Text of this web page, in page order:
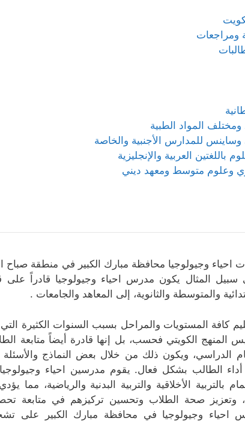
ومراجعات
المواد الطبية
وساينس للمدارس الأجنبية والخاصة
باللغتين العربية والإنجليزية
وعلوم متوسط ومعهد ديني
احياء وجيولوجيا محافظة مبارك الكبير في منطقة صباح
سبيل المثال يكون مدرس احياء وجيولوجيا قادراً
والمتوسطة والثانوية، إلى المعاهد والجامعات .
كافة المستويات والمراحل بسبب السنوات الكثيرة
المنهج الكويتي فحسب، بل إنها قادرة أيضاً متابعة
الدراسي، ويكون ذلك من خلال بعض النماذج والأسئلة
أداء الطالب بشكل فعال. يقوم مدرسين احياء
بالتربية الأخلاقية والتربية البدنية والرياضية، مما
صحة الطلاب وتحسين تركيزهم في متابعة
وجيولوجيا في محافظة مبارك الكبير على